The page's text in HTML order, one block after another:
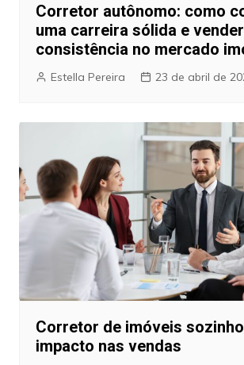
Corretor autônomo: como
uma carreira sólida e
consistência no mercado
Estella Pereira 23 de abril de
Corretor de imóveis
impacto nas vendas